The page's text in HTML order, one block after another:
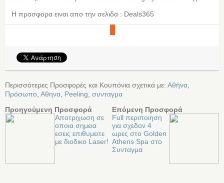
Η προσφορα ειναι απο την σελιδα : Deals365
Περισσότερες Προσφορές και Κουπόνια σχετικά με: Αθήνα
Πρόσωπο Αθηνα Peeling συνταγμα
Προηγούμενη Προσφορά
Αποτριχωση σε
οποια σημεια
εσεις επιθυμειτε
με διοδικο Laser!
Επόμενη Προσφορά
Full περιποιηση
για σχεδον 4
ωρες στο Golden
Athens Spa στο
Συνταγμα